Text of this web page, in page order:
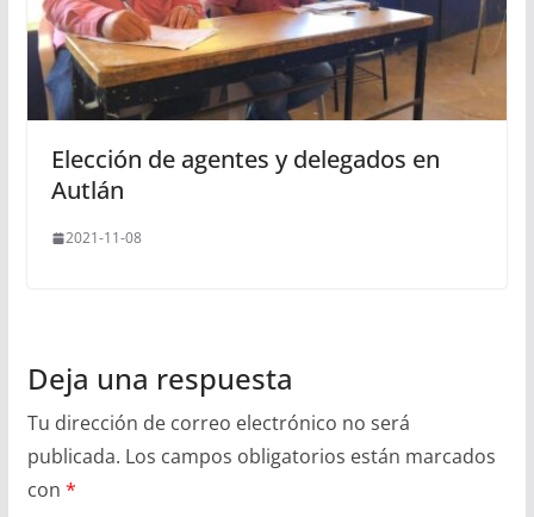
Elección de agentes y delegados en
Autlán
2021-11-08
Deja una respuesta
Tu dirección de correo electrónico no será
publicada. Los campos obligatorios están marcados
con *